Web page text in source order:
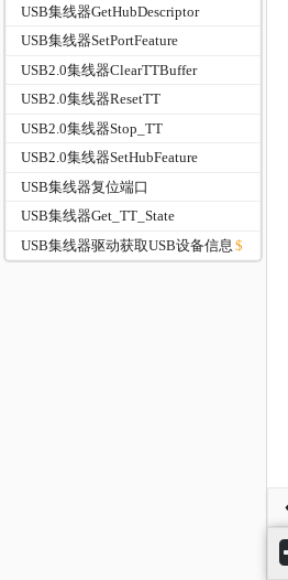
USB集线器GetHubDescriptor
USB集线器SetPortFeature
USB2.0集线器ClearTTBuffer
USB2.0集线器ResetTT
USB2.0集线器Stop_TT
USB2.0集线器SetHubFeature
USB集线器复位端口
USB集线器Get_TT_State
USB集线器驱动获取USB设备信息